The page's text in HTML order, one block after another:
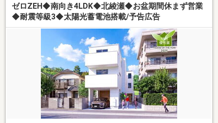
ゼロZEH◆南向き4LDK◆北綾瀬◆お盆期間休まず営業
◆耐震等級3◆太陽光蓄電池搭載/予告広告